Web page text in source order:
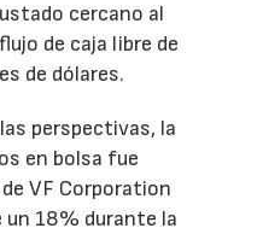
cercano al
de caja libre de
de dólares.
perspectivas, la
en bolsa fue
VF Corporation
un 18% durante la